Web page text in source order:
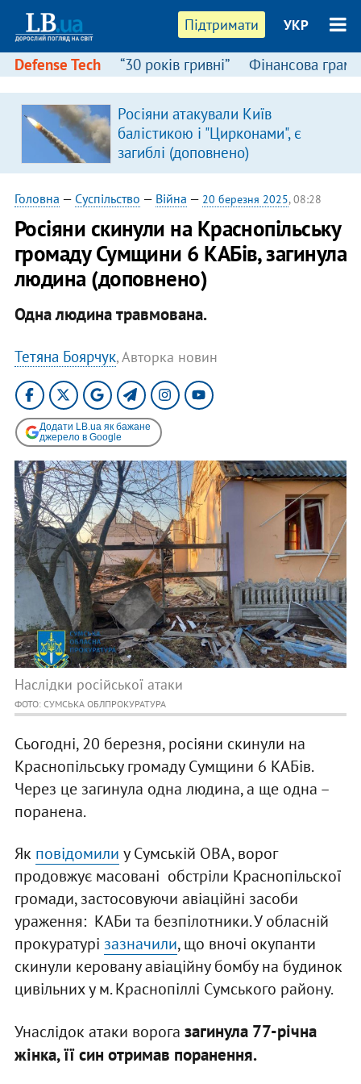
Підтримати УКР
Defense Tech “30 років гривні” Фінансова
Росіяни атакували Київ
балістикою і "Цирконами", є
загиблі (доповнено)
Головна — Суспільство — Війна — 20 березня 2025, 08:28
Росіяни скинули на Краснопільську
громаду Сумщини 6 КАБів, загинула
людина (доповнено)
Одна людина травмована.
Тетяна Боярчук, Авторка новин
Додати LB.ua як бажане
джерело в Google
Наслідки російської атаки
ФОТО: СУМСЬКА ОБЛПРОКУРАТУРА
Сьогодні, 20 березня, росіяни скинули на
Краснопільську громаду Сумщини 6 КАБів.
Через це загинула одна людина, а ще одна –
поранена.
Як повідомили у Сумській ОВА, ворог
продовжує масовані обстріли Краснопільскої
громади, застосовуючи авіаційні засоби
ураження: КАБи та безпілотники. У обласній
прокуратурі зазначили, що вночі окупанти
скинули керовану авіаційну бомбу на будинок
цивільних у м. Краснопіллі Сумського району.
Унаслідок атаки ворога загинула 77-річна
жінка, її син отримав поранення.